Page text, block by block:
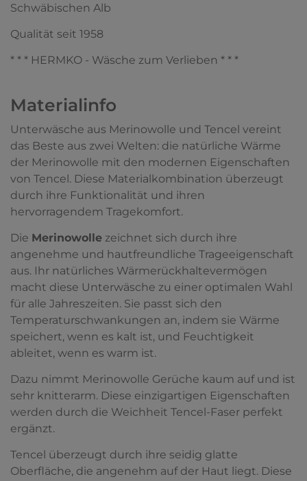
Schwäbischen Alb
Qualität seit 1958
* * * HERMKO - Wäsche zum Verlieben * * *
Materialinfo
Unterwäsche aus Merinowolle und Tencel vereint
das Beste aus zwei Welten: die natürliche Wärme
der Merinowolle mit den modernen Eigenschaften
von Tencel. Diese Materialkombination überzeugt
durch ihre Funktionalität und ihren
hervorragendem Tragekomfort.
Die Merinowolle zeichnet sich durch ihre
angenehme und hautfreundliche Trageeigenschaft
aus. Ihr natürliches Wärmerückhaltevermögen
macht diese Unterwäsche zu einer optimalen Wahl
für alle Jahreszeiten. Sie passt sich den
Temperaturschwankungen an, indem sie Wärme
speichert, wenn es kalt ist, und Feuchtigkeit
ableitet, wenn es warm ist.
Dazu nimmt Merinowolle Gerüche kaum auf und ist
sehr knitterarm. Diese einzigartigen Eigenschaften
werden durch die Weichheit Tencel-Faser perfekt
ergänzt.
Tencel überzeugt durch ihre seidig glatte
Oberfläche, die angenehm auf der Haut liegt. Diese